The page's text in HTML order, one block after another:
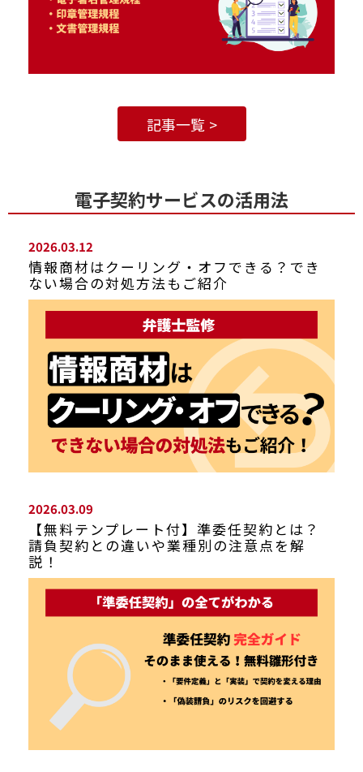
記事一覧
電子契約サービスの活用法
2026.03.12
情報商材はクーリング・オフできる？でき
ない場合の対処方法もご紹介
2026.03.09
【無料テンプレート付】準委任契約とは？
請負契約との違いや業種別の注意点を解
説！